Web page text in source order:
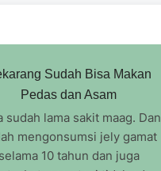
Sudah Bisa Makan
Pedas dan Asam
sudah lama sakit maag. Dan
mengonsumsi jely gamat
selama 10 tahun dan juga